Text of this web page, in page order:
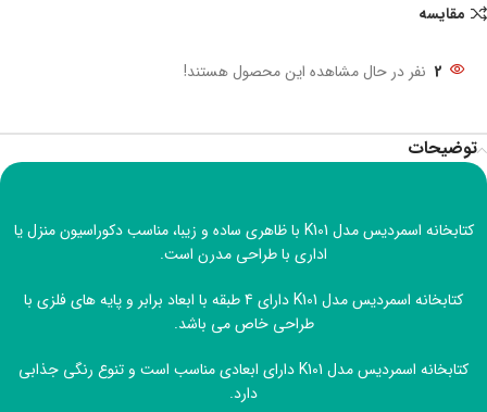
مقایسه
2 نفر در حال مشاهده این محصول هستند!
توضیحات
کتابخانه اسمردیس مدل K101 با ظاهری ساده و زیبا، مناسب دکوراسیون منزل یا
اداری با طراحی مدرن است.
کتابخانه اسمردیس مدل K101 دارای 4 طبقه با ابعاد برابر و پایه های فلزی با
طراحی خاص می باشد.
کتابخانه اسمردیس مدل K101 دارای ابعادی مناسب است و تنوع رنگی جذابی
دارد.